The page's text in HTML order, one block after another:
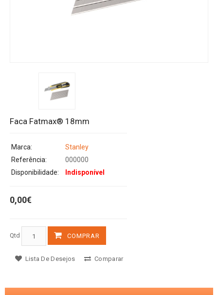
Faca Fatmax® 18mm
Marca:
Stanley
Referência:
000000
Disponibilidade:
Indisponível
0,00€
Qtd COMPRAR
Lista De Desejos Comparar